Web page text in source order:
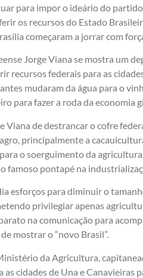
para impor o ideário do
os recursos do Estado
começaram a jorrar com
Jorge Viana se mostra um
recursos federais para as
mudaram da água para o
para fazer a roda da economia
Viana de destrancar o cofre
principalmente a
o soerguimento da
famoso pontapé na
esforços para diminuir o
privilegiar apenas
na comunicação para
mostrar o “novo Brasil”.
da Agricultura,
cidades de Una e Canavieiras